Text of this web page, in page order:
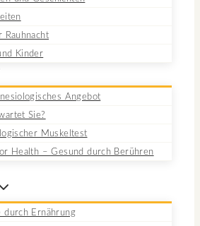
Rauhnacht
Kinder
Angebot
Sie?
Muskeltest
Health – Gesund durch Berühren
durch Ernährung